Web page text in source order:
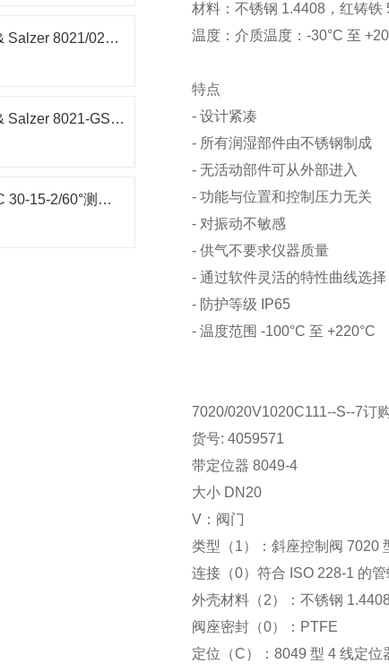
德国Schubert & Salzer 8021/025VGF113M滑阀在化工酸碱微腐蚀液体的应用
德国Schubert & Salzer 8021-GS1 DN50滑动阀在废气流量控制中的应用分析
德国 Mahr LP C 30-15-2/60°测量臂：变速箱阀体精密检测核心工具
材料：不锈钢 1.4408，红铸铁
温度：介质温度：-30°C 至
特点
- 设计紧凑
- 所有润湿部件由不锈钢制成
- 无活动部件可从外部进入
- 功能与位置和控制压力无关
- 对振动不敏感
- 供气不要求仪器质量
- 通过软件灵活的特性曲线选择
- 防护等级 IP65
- 温度范围 -100°C 至 +220°C
7020/020V1020C111--S--7订
货号: 4059571
带定位器 8049-4
大小 DN20
V：阀门
类型（1）：斜座控制阀 7020
连接（0）符合 ISO 228-1 的
外壳材料（2）：不锈钢
阀座密封（0）：PTFE
定位（C）：8049 型 4 线定位